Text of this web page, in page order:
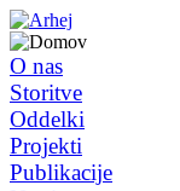
O nas
Storitve
Oddelki
Projekti
Publikacije